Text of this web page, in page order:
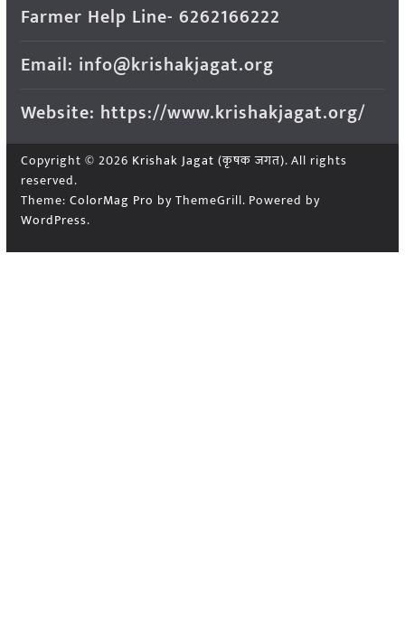
Farmer Help Line- 6262166222
Email: info@krishakjagat.org
Website: https://www.krishakjagat.org/
Copyright © 2026 Krishak Jagat (कृषक जगत). All rights
reserved.
Theme: ColorMag Pro by ThemeGrill. Powered by
WordPress.